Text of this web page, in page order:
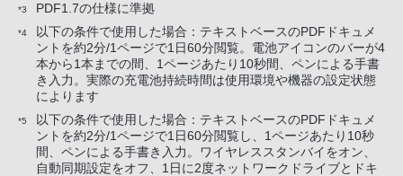
*3 PDF1.7の仕様に準拠
*4
以下の条件で使用した場合：テキストベースのPDFドキュメ
ントを約2分/1ページで1日60分閲覧。電池アイコンのバーが4
本から1本までの間、1ページあたり10秒間、ペンによる手書
き入力。実際の充電池持続時間は使用環境や機器の設定状態
によります
*5
以下の条件で使用した場合：テキストベースのPDFドキュメ
ントを約2分/1ページで1日60分閲覧し、1ページあたり10秒
間、ペンによる手書き入力。ワイヤレススタンバイをオン、
自動同期設定をオフ、1日に2度ネットワークドライブとドキ